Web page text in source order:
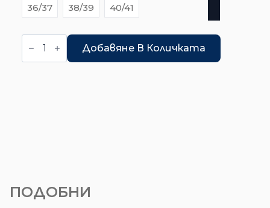
25.99 лв..
23.47 лв..
36/37 38/39 40/41
количество
за
Добавяне В Количката
ПОДОБНИ